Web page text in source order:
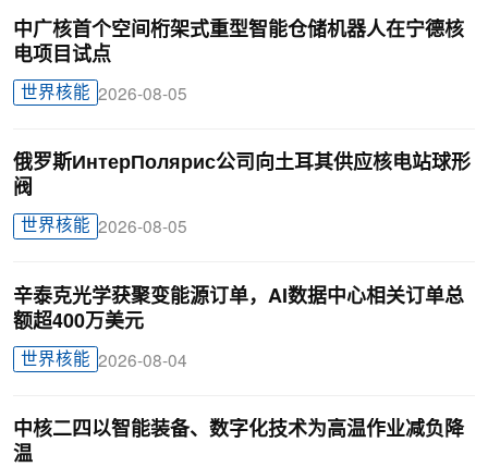
中广核首个空间桁架式重型智能仓储机器人在宁德核
电项目试点
世界核能 2026-08-05
俄罗斯ИнтерПолярис公司向土耳其供应核电站球形
阀
世界核能 2026-08-05
辛泰克光学获聚变能源订单，AI数据中心相关订单总
额超400万美元
世界核能 2026-08-04
中核二四以智能装备、数字化技术为高温作业减负降
温